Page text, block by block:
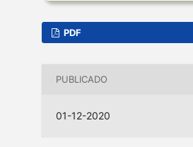
PDF
PUBLICADO
01-12-2020